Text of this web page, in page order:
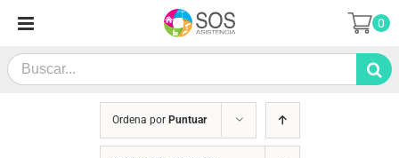
contenido
Search
for:
0
Ordena por Puntuar